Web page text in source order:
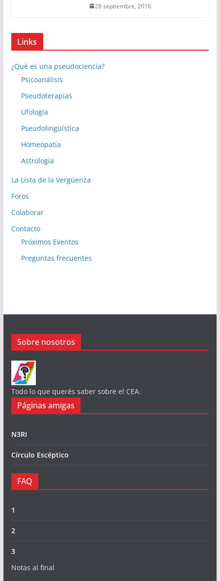
28 septiembre, 2016
Links
¿Qué es una pseudociencia?
Psicoanálisis
Pseudoterapias
Ufología
Pseudolingüística
Homeopatía
Astrología
La Lista de la Vergüenza
Foros
Colaborar
Contacto
Próximos Eventos
Preguntas frecuentes
Sobre nosotros
Todo lo que querés saber sobre el CEA.
Páginas amigas
N3RI
Círculo Escéptico
FAQ
1
2
3
Notas al final